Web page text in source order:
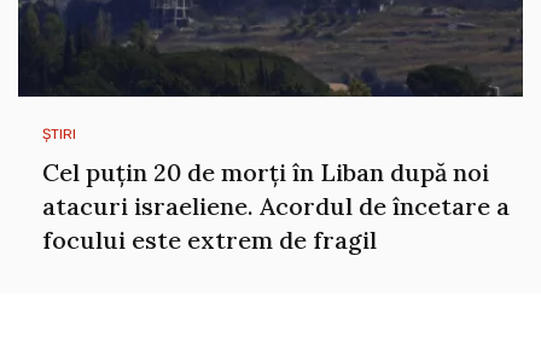
ȘTIRI
Cel puțin 20 de morți în Liban după noi
atacuri israeliene. Acordul de încetare a
focului este extrem de fragil